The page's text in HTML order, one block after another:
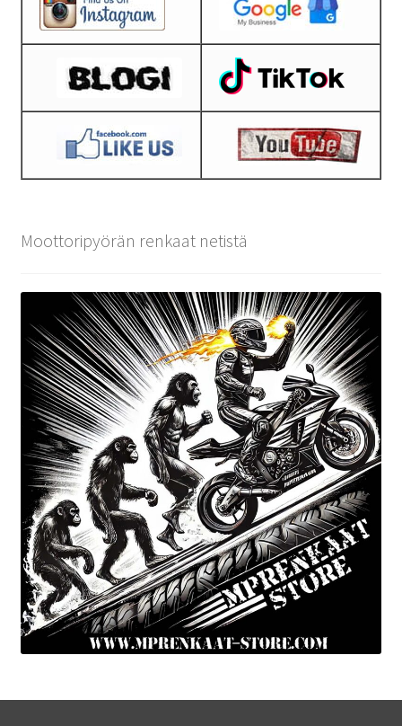
Moottoripyörän renkaat netistä